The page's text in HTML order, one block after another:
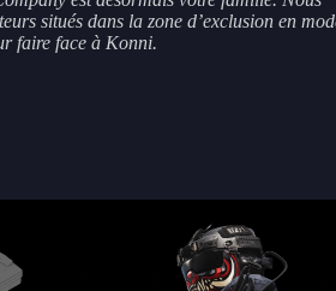
situés dans la zone d’exclusion en
faire face à Konni.